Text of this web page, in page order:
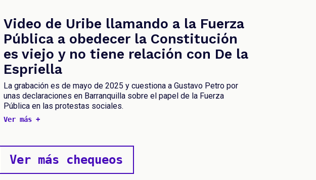
Video de Uribe llamando a la Fuerza
Pública a obedecer la Constitución
es viejo y no tiene relación con De la
Espriella
La grabación es de mayo de 2025 y cuestiona a Gustavo Petro por
unas declaraciones en Barranquilla sobre el papel de la Fuerza
Pública en las protestas sociales.
Ver más +
Ver más chequeos